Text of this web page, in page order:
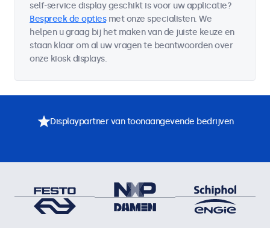
self-service display geschikt is voor uw applicatie?
Bespreek de optiesmet onze specialisten. We
helpen u graag bij het maken van de juiste keuze en
staan klaar om al uw vragen te beantwoorden over
onze kiosk displays.
Displaypartner van toonaangevende bedrijven